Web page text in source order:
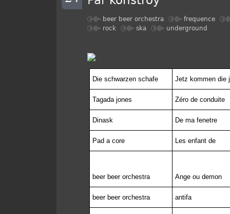
beer beer orchestra
frequence
rock
ska underground
Die schwarzen schafe Jetz kommen die
Tagada jones Zéro de conduite
Dinask De ma fenetre
Pad a core Les enfant de
beer beer orchestra Ange ou demon
beer beer orchestra antifa